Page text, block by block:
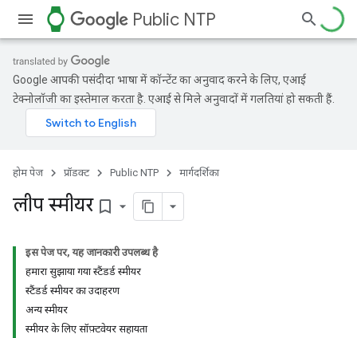
watch Public NTP
Google आपकी पसंदीदा भाषा में कॉन्टेंट का अनुवाद करने के लिए, एआई
टेक्नोलॉजी का इस्तेमाल करता है. एआई से मिले अनुवादों में गलतियां हो सकती हैं.
होम पेज प्रॉडक्ट Public NTP मार्गदर्शिका
लीप स्मीयर bookmark_border
इस पेज पर, यह जानकारी उपलब्ध है
हमारा सुझाया गया स्टैंडर्ड स्मीयर
स्टैंडर्ड स्मीयर का उदाहरण
अन्य स्मीयर
स्मीयर के लिए सॉफ़्टवेयर सहायता